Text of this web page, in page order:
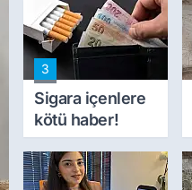
ilk kez konuştu
3
Sigara içenlere
kötü haber!